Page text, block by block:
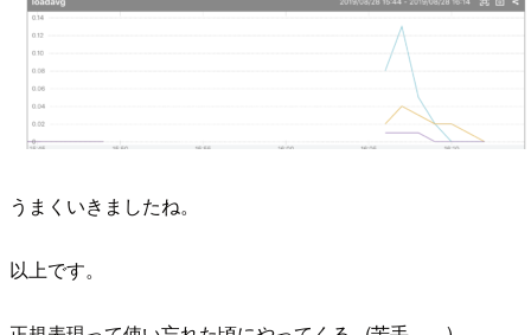
うまくいきましたね。
以上です。